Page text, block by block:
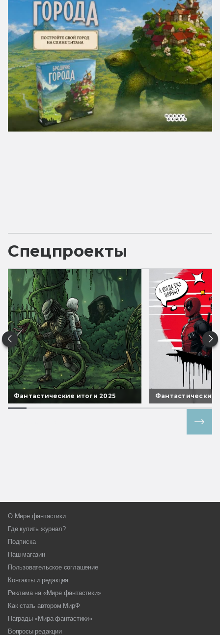
Спецпроекты
Фантастические итоги 2025 Фантастические
О Мире фантастики
Где купить журнал?
Подписка
Наш магазин
Пользовательское соглашение
Контакты и редакция
Реклама на «Мире фантастики»
Как стать автором МирФ
Награды «Мира фантастики»
Вопросы редакции